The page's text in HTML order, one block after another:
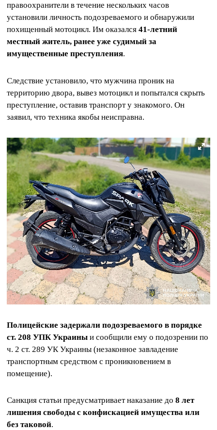
правоохранители в течение нескольких часов
установили личность подозреваемого и обнаружили
похищенный мотоцикл. Им оказался 41-летний
местный житель, ранее уже судимый за
имущественные преступления.
Следствие установило, что мужчина проник на
территорию двора, вывез мотоцикл и попытался скрыть
преступление, оставив транспорт у знакомого. Он
заявил, что техника якобы неисправна.
Полицейские задержали подозреваемого в порядке
ст. 208 УПК Украины и сообщили ему о подозрении по
ч. 2 ст. 289 УК Украины (незаконное завладение
транспортным средством с проникновением в
помещение).
Санкция статьи предусматривает наказание до 8 лет
лишения свободы с конфискацией имущества или
без таковой.